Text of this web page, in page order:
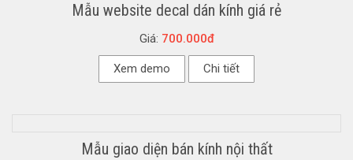
Mẫu website decal dán kính giá rẻ
Giá: 700.000đ
Xem demo Chi tiết
Mẫu giao diện bán kính nội thất